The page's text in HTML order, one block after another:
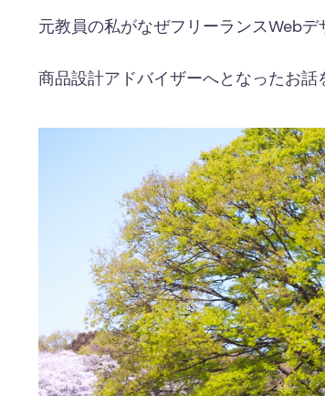
元教員の私がなぜフリーランスWebデ
商品設計アドバイザーへとなったお話